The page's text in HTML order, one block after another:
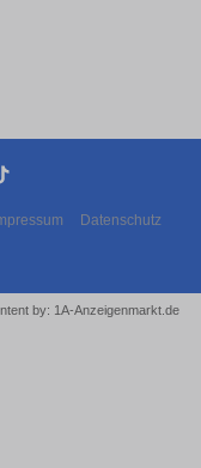
Datenschutz
by: 1A-Anzeigenmarkt.de